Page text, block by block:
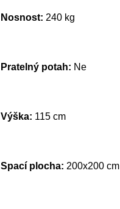
Nosnost: 240 kg
Pratelný potah: Ne
Výška: 115 cm
Spací plocha: 200x200 cm